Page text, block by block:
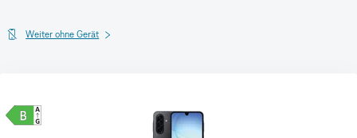
Weiter ohne Gerät